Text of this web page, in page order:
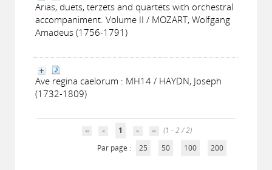
Arias, duets, terzets and quartets with orchestral
accompaniment. Volume II / MOZART, Wolfgang
Amadeus (1756-1791)
Ave regina caelorum : MH14 / HAYDN, Joseph
(1732-1809)
1
(1 - 2 / 2)
Par page :
25 50 100 200